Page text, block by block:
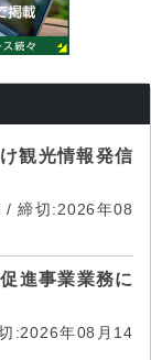
観光情報発信
/ 締切:2026年08
進事業業務に
:2026年08月14